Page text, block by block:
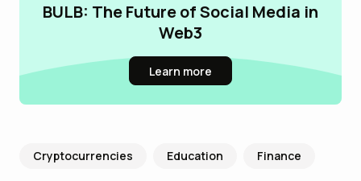
BULB: The Future of Social Media in
Web3
Learn more
Cryptocurrencies Education Finance